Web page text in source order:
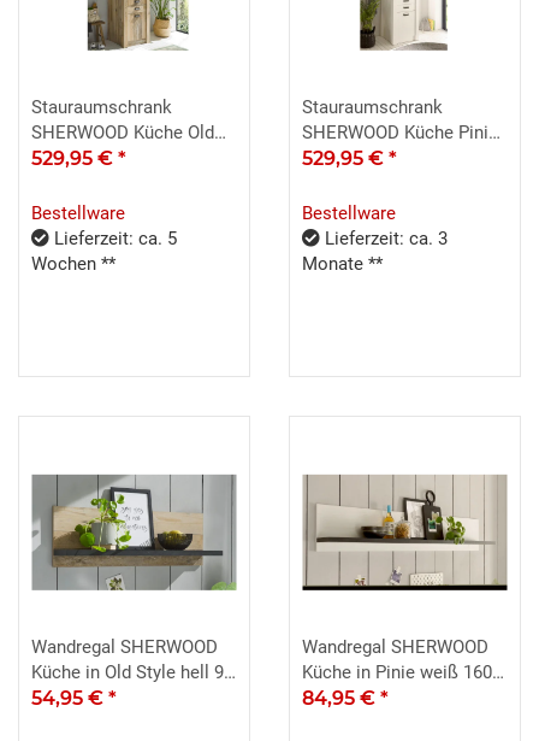
Stauraumschrank
SHERWOOD Küche Old
Style hell
529,95 € *
Bestellware
Lieferzeit: ca. 5
Wochen **
Stauraumschrank
SHERWOOD Küche Pinie
weiß
529,95 € *
Bestellware
Lieferzeit: ca. 3
Monate **
Wandregal SHERWOOD
Küche in Old Style hell 90
cm
54,95 € *
Wandregal SHERWOOD
Küche in Pinie weiß 160
cm
84,95 € *